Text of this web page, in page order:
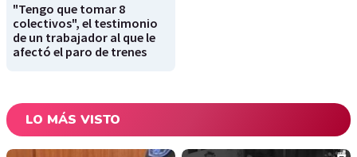
"Tengo que tomar 8
colectivos", el testimonio
de un trabajador al que le
afectó el paro de trenes
LO MÁS VISTO